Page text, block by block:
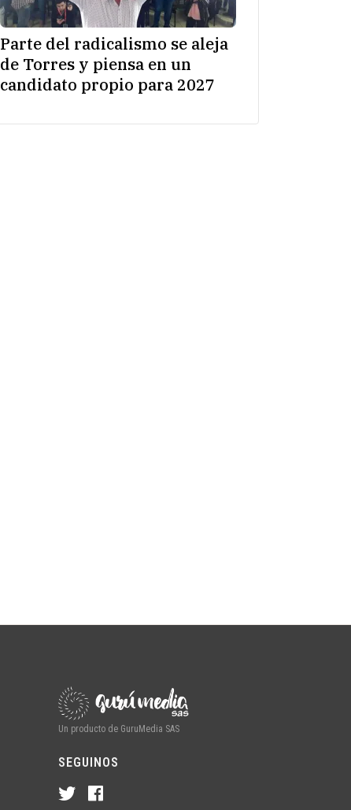
Parte del radicalismo se aleja
de Torres y piensa en un
candidato propio para 2027
Un producto de GuruMedia SAS
SEGUINOS